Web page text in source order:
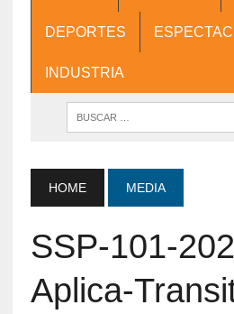
DEPORTES
INDUSTRIA
HOME MEDIA
SSP-101-
Aplica-